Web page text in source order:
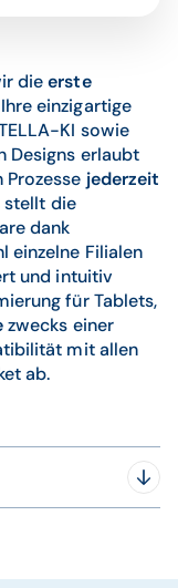
dieerste
einzigartige
KI sowie
Designs erlaubt
jederzeit
stellt die
dank
einzelne Filialen
und intuitiv
für Tablets,
zwecks einer
mit allen
ab.